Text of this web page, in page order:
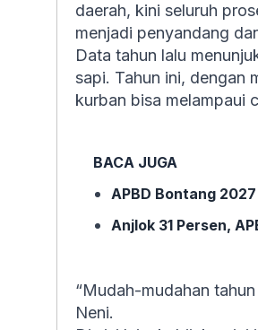
daerah, kini seluruh
menjadi penyandang
Data tahun lalu
sapi. Tahun ini, dengan
kurban bisa melampaui
BACA JUGA
APBD Bontang
Anjlok 31 Persen,
“Mudah-mudahan
Neni.